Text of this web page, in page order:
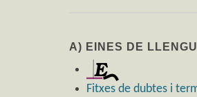
A) EINES DE
Fitxes de dubtes i